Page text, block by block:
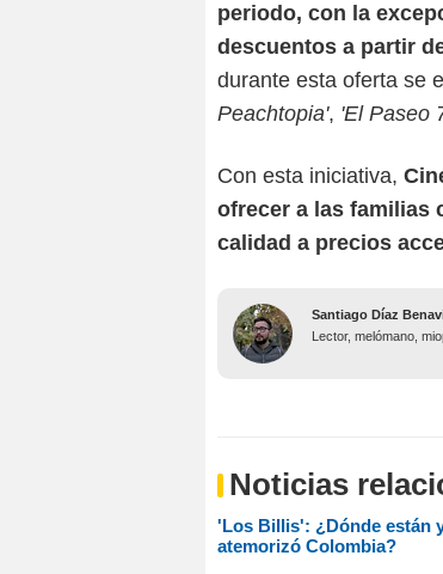
periodo, con la
descuentos a partir
durante esta oferta se
Peachtopia', 'El Paseo
Con esta iniciativa,
ofrecer a las familias
calidad a precios
Santiago Díaz
Lector, melómano,
Noticias
'Los Billis': ¿Dónde están
atemorizó Colombia?